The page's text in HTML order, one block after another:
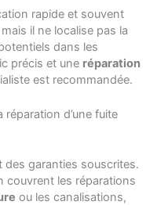
rapide et souvent
il ne localise pas la
dans les
précis et une réparation
est recommandée.
réparation d’une fuite
des garanties souscrites.
couvrent les réparations
ou les canalisations,